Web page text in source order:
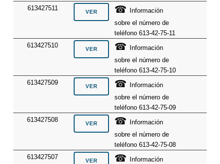
613427511
☎ Información
sobre el número de
teléfono 613-42-75-11
613427510
☎ Información
sobre el número de
teléfono 613-42-75-10
613427509
☎ Información
sobre el número de
teléfono 613-42-75-09
613427508
☎ Información
sobre el número de
teléfono 613-42-75-08
613427507
☎ Información